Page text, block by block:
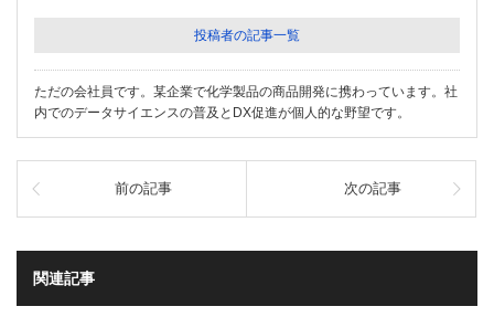
投稿者の記事一覧
ただの会社員です。某企業で化学製品の商品開発に携わっています。社
内でのデータサイエンスの普及とDX促進が個人的な野望です。
前の記事 次の記事
関連記事